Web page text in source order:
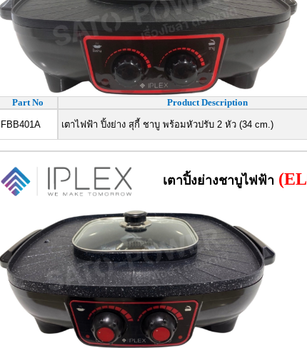
Part No Product Description
FBB401A เตาไฟฟ้า ปิ้งย่าง สุกี้ ชาบู พร้อมหัวปรับ 2 หัว (34 cm.)
เตาปิ้งย่างชาบูไฟฟ้า